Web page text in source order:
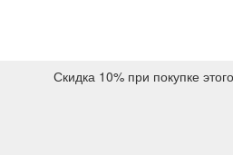
Скидка 10% при покупке